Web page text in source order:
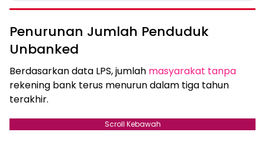
Penurunan Jumlah Penduduk
Unbanked
Berdasarkan data LPS, jumlah masyarakat tanpa
rekening bank terus menurun dalam tiga tahun
terakhir.
Scroll Kebawah